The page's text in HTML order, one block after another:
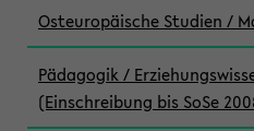
Osteuropäische Studien /
Pädagogik /
(Einschreibung bis SoSe